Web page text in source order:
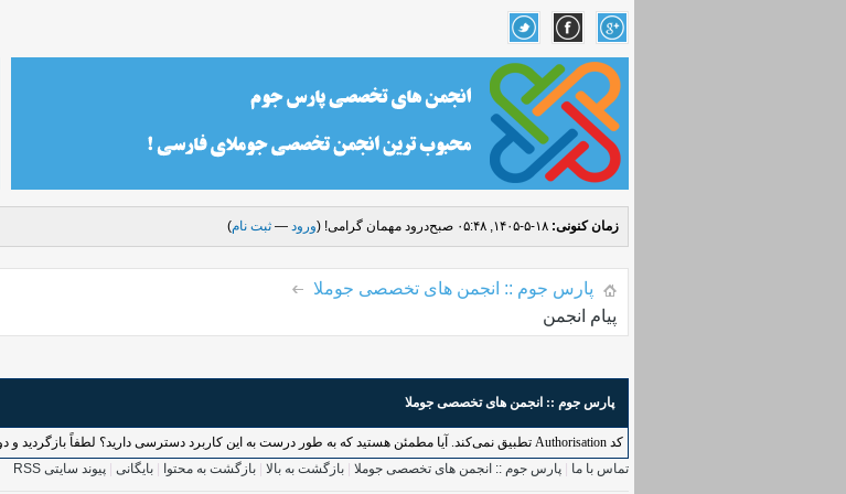
زمان کنونی: ۱۸-۵-۱۴۰۵, ۰۵:۴۸ صبح درود مهمان گرامی! (ورود — ثبت نام)
پارس جوم :: انجمن های تخصصی جوملا
پیام انجمن
پارس جوم :: انجمن های تخصصی جوملا
کد Authorisation تطبیق نمی‌کند. آیا مطمئن هستید که به طور درست به این کاربرد دسترسی دارید؟ لطفاً بازگردید و دوباره امتحان کنید.
تماس با ما
پارس جوم :: انجمن های تخصصی جوملا بازگشت به بالا بازگشت به محتوا بایگانی پیوند سایتی RSS